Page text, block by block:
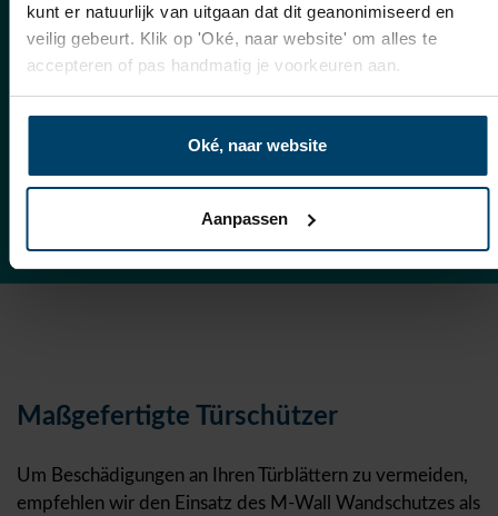
kunt er natuurlijk van uitgaan dat dit geanonimiseerd en
veilig gebeurt. Klik op 'Oké, naar website' om alles te
accepteren of pas handmatig je voorkeuren aan.
Oké, naar website
Aanpassen
Raum integriert
unerwarteten
Beschädigungen
Maßgefertigte Türschützer
Um Beschädigungen an Ihren Türblättern zu vermeiden,
empfehlen wir den Einsatz des M-Wall Wandschutzes als